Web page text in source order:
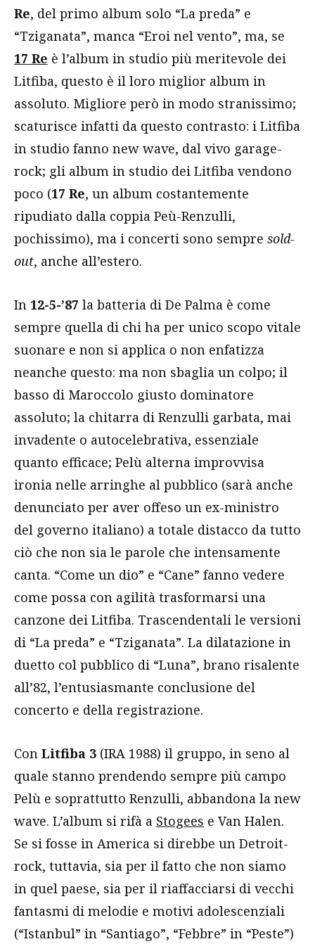
Re, del primo album solo “La preda” e
“Tziganata”, manca “Eroi nel vento”, ma, se
17 Re è l’album in studio più meritevole dei
Litfiba, questo è il loro miglior album in
assoluto. Migliore però in modo stranissimo;
scaturisce infatti da questo contrasto: i Litfiba
in studio fanno new wave, dal vivo garage-
rock; gli album in studio dei Litfiba vendono
poco (17 Re, un album costantemente
ripudiato dalla coppia Peù-Renzulli,
pochissimo), ma i concerti sono sempre sold-
out, anche all’estero.
In 12-5-’87 la batteria di De Palma è come
sempre quella di chi ha per unico scopo vitale
suonare e non si applica o non enfatizza
neanche questo: ma non sbaglia un colpo; il
basso di Maroccolo giusto dominatore
assoluto; la chitarra di Renzulli garbata, mai
invadente o autocelebrativa, essenziale
quanto efficace; Pelù alterna improvvisa
ironia nelle arringhe al pubblico (sarà anche
denunciato per aver offeso un ex-ministro
del governo italiano) a totale distacco da tutto
ciò che non sia le parole che intensamente
canta. “Come un dio” e “Cane” fanno vedere
come possa con agilità trasformarsi una
canzone dei Litfiba. Trascendentali le versioni
di “La preda” e “Tziganata”. La dilatazione in
duetto col pubblico di “Luna”, brano risalente
all’82, l’entusiasmante conclusione del
concerto e della registrazione.
Con Litfiba 3 (IRA 1988) il gruppo, in seno al
quale stanno prendendo sempre più campo
Pelù e soprattutto Renzulli, abbandona la new
wave. L’album si rifà a Stogees e Van Halen.
Se si fosse in America si direbbe un Detroit-
rock, tuttavia, sia per il fatto che non siamo
in quel paese, sia per il riaffacciarsi di vecchi
fantasmi di melodie e motivi adolescenziali
(“Istanbul” in “Santiago”, “Febbre” in “Peste”)